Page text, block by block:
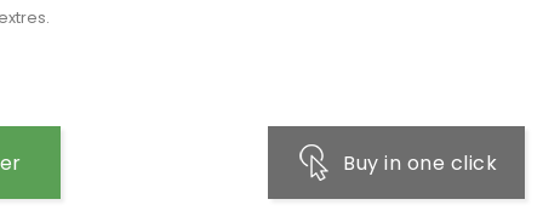
Buy in one click